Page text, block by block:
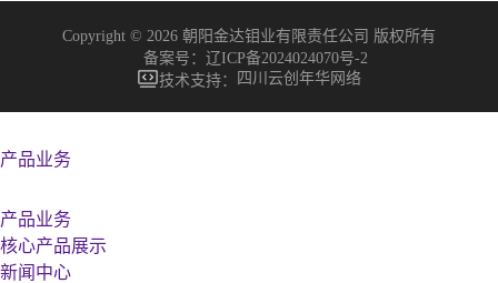
Copyright © 2026 朝阳金达钼业有限责任公司 版权所有
备案号： 辽ICP备2024024070号-2
技术支持：
四川云创年华网络
产品业务
产品业务
核心产品展示
新闻中心